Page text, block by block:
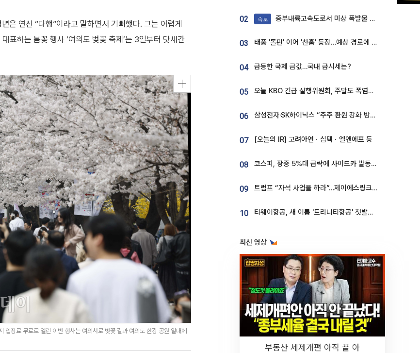
은 연신 “다행”이라고 말하면서 기뻐했다. 그는 어렵게
표하는 봄꽃 행사 ‘여의도 벚꽃 축제’는 3일부터 닷새간
장료 무료로 열린 이번 행사는 여의서로 벚꽃 길과 여의도 한강 공원 일대에
02 속보 중부내륙고속도로서 미상 폭발물 발견
03 태풍 '돌핀' 이어 '찬홈' 등장…예상 경로에 한국 '한숨'
04 급등한 국제 금값…국내 금시세는?
05 오늘 KBO 긴급 실행위원회, 주말도 폭염취소 될까
06 삼성전자·SK하이닉스 “주주 환원 강화 방안 마련”
07 [오늘의 IR] 고려아연ㆍ심텍ㆍ엘앤에프 등
08 코스피, 장중 5%대 급락에 사이드카 발동…삼성·SK 동반 폭락
09 트럼프 “자석 사업을 하라”…제이에스링크, 비중국 영구자석 공급망 구축 속도
10 티웨이항공, 새 이름 '트리니티항공' 첫발…SSC 전략 본격화
최신 영상
부동산 세제개편 아직 끝 아